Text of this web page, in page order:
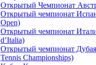
Открытый Чемпионат
Открытый чемпионат
Open)
Открытый чемпионат
d’Italia)
Открытый чемпионат
Tennis Championships)